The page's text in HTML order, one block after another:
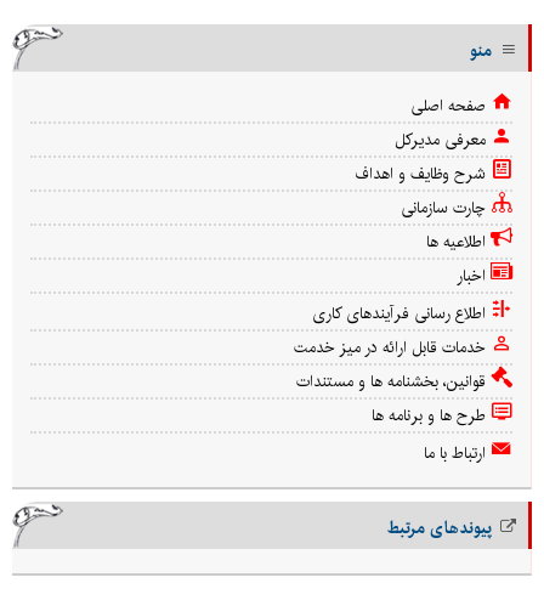
منو
صفحه اصلی
معرفی مدیرکل
شرح وظایف و اهداف
چارت سازمانی
اطلاعیه ها
اخبار
اطلاع رسانی فرآیندهای کاری
خدمات قابل ارائه در میز خدمت
قوانین، بخشنامه ها و مستندات
طرح ها و برنامه ها
ارتباط با ما
پیوندهای مرتبط